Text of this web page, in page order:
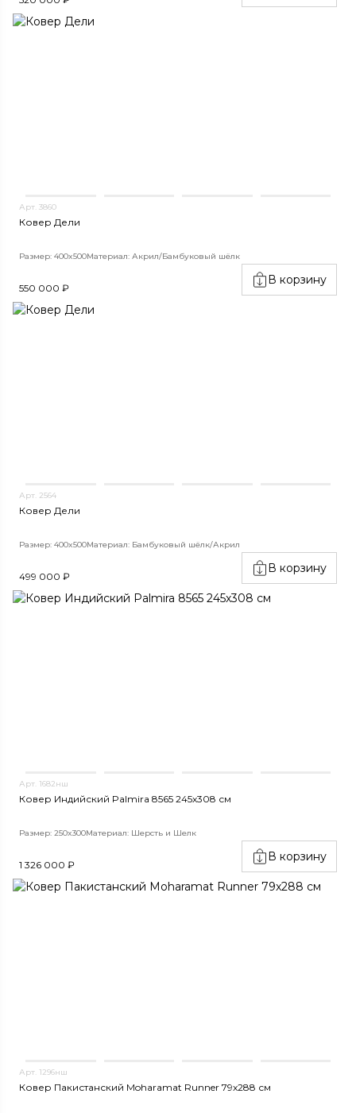
Арт. 3860
Ковер Дели
Размер: 400x500Материал: Акрил/Бамбуковый шёлк
550 000 ₽
В корзину
Арт. 2564
Ковер Дели
Размер: 400x500Материал: Бамбуковый шёлк/Акрил
499 000 ₽
В корзину
Арт. 1682нш
Ковер Индийский Palmira 8565 245x308 см
Размер: 250x300Материал: Шерсть и Шелк
1 326 000 ₽
В корзину
Арт. 1296нш
Ковер Пакистанский Moharamat Runner 79x288 см